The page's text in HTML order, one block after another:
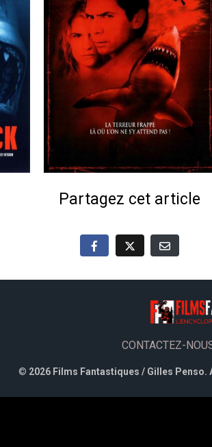
Partagez cet article
CONTACTEZ-
© 2026 Films Fantastiques / Gilles Penso.